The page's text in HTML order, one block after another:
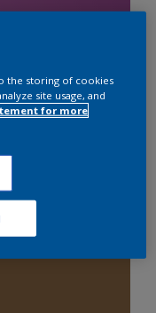
組合
the storing of cookies
site usage, and
for more